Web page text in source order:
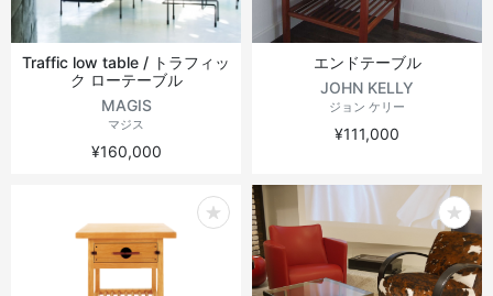
Traffic low table / トラフィッ
ク ローテーブル
MAGIS
マジス
¥160,000
エンドテーブル
JOHN KELLY
ジョン ケリー
¥111,000